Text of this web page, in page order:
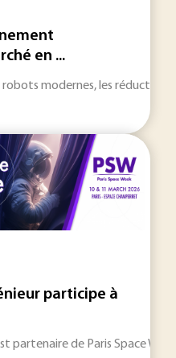
en ...
robots modernes, les
participe à
partenaire de Paris Space